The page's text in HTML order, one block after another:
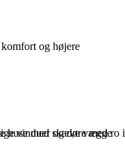
og højere
huse med skæve vægge
vinduer og døre med ro i